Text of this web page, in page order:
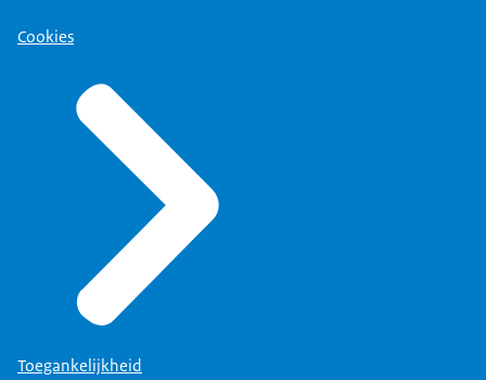
Cookies
Toegankelijkheid